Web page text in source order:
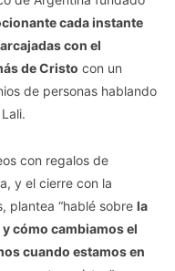
cada instante
con el
de Cristo con un
de personas hablando
con regalos de
y el cierre con la
plantea “hablé sobre la
cómo cambiamos el
cuando estamos en